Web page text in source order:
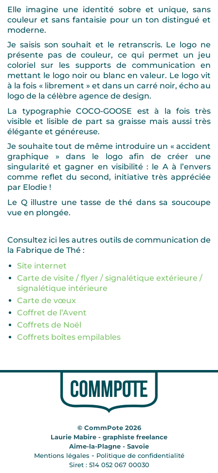
Elle imagine une identité sobre et unique, sans
couleur et sans fantaisie pour un ton distingué et
moderne.
Je saisis son souhait et le retranscris. Le logo ne
présente pas de couleur, ce qui permet un jeu
coloriel sur les supports de communication en
mettant le logo noir ou blanc en valeur. Le logo vit
à la fois « librement » et dans un carré noir, écho au
logo de la célèbre agence de design.
La typographie COCO-GOOSE est à la fois très
visible et lisible de part sa graisse mais aussi très
élégante et généreuse.
Je souhaite tout de même introduire un « accident
graphique » dans le logo afin de créer une
singularité et gagner en visibilité : le A à l’envers
comme reflet du second, initiative très appréciée
par Elodie !
Le Q illustre une tasse de thé dans sa soucoupe
vue en plongée.
Consultez ici les autres outils de communication de
la Fabrique de Thé :
Site internet
Carte de visite / flyer / signalétique extérieure /
signalétique intérieure
Carte de vœux
Coffret de l’Avent
Coffrets de Noël
Coffrets boîtes empilables
© CommPote 2026
Laurie Mabire - graphiste freelance
Aime-la-Plagne - Savoie
Mentions légales - Politique de confidentialité
Siret : 514 052 067 00030